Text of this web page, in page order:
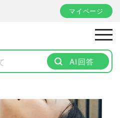
マイページ
AI回答